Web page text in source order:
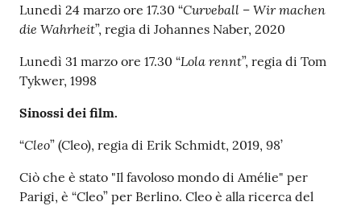
Tutti
argomenti...
Seguici
su
Lunedì 24 marzo ore 17.30 “Curveball – Wir machen
die Wahrheit”, regia di Johannes Naber, 2020
Lunedì 31 marzo ore 17.30 “Lola rennt”, regia di Tom
Tykwer, 1998
Sinossi dei film.
“Cleo” (Cleo), regia di Erik Schmidt, 2019, 98’
Ciò che è stato "Il favoloso mondo di Amélie" per
Parigi, è “Cleo” per Berlino. Cleo è alla ricerca del